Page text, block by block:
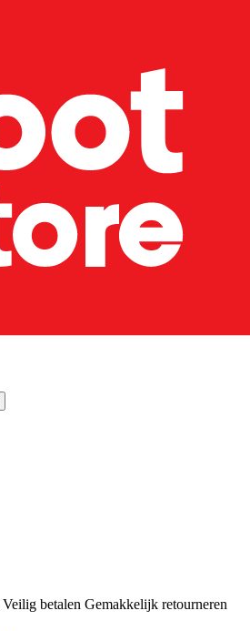
Veilig betalen Gemakkelijk retourneren